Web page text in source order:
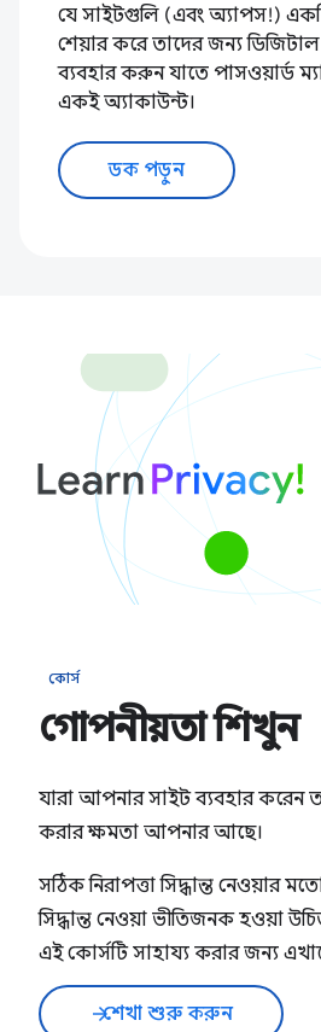
যে সাইটগুলি (এবং অ্যাপস!)
শেয়ার করে তাদের জন্য
ব্যবহার করুন যাতে পাসওয়ার্ড
একই অ্যাকাউন্ট।
ডক পড়ুন
কোর্স
গোপনীয়তা শিখুন
যারা আপনার সাইট ব্যবহার করেন
করার ক্ষমতা আপনার আছে।
সঠিক নিরাপত্তা সিদ্ধান্ত নেওয়ার
সিদ্ধান্ত নেওয়া ভীতিজনক হওয়া
এই কোর্সটি সাহায্য করার জন্য
arrow_forward
শেখা শুরু করুন